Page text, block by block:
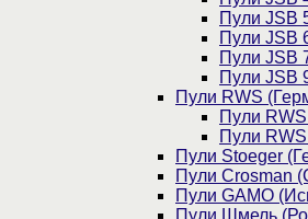
Пули JSB
Пули JSB
Пули JSB
Пули JSB
Пули RWS
Пули
Пули
Пули Stoeger
Пули Crosman
Пули GAMO